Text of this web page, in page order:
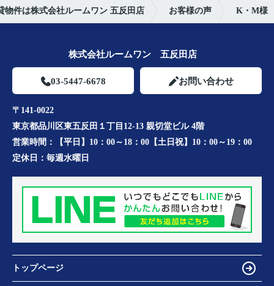
物件は株式会社ルームワン 五反田店 お客様の声 K・M様
株式会社ルームワン 五反田店
03-5447-6678 お問い合わせ
〒141-0022
東京都品川区東五反田１丁目12-13 親切堂ビル 4階
営業時間：
【平日】10：00～18：00【土日祝】10：00～19：00
定休日： 毎週水曜日
トップページ